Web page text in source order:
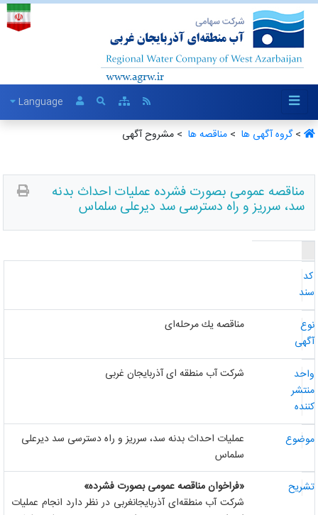
Language
>گروه آگهی ها ‏>مناقصه ها ‏> مشروح آگهی
مناقصه عمومی بصورت فشرده عملیات احداث بدنه
سد، سرریز و راه دسترسی سد دیرعلی سلماس
مناقصه یك مرحله‌ای
شرکت آب منطقه ای آذربایجان غربی
عملیات احداث بدنه سد، سرریز و راه دسترسی سد دیرعلی
سلماس
«فراخوان مناقصه عمومی بصورت فشرده»
شرکت آب منطقه‌ای آذربایجانغربی در نظر دارد انجام عملیات